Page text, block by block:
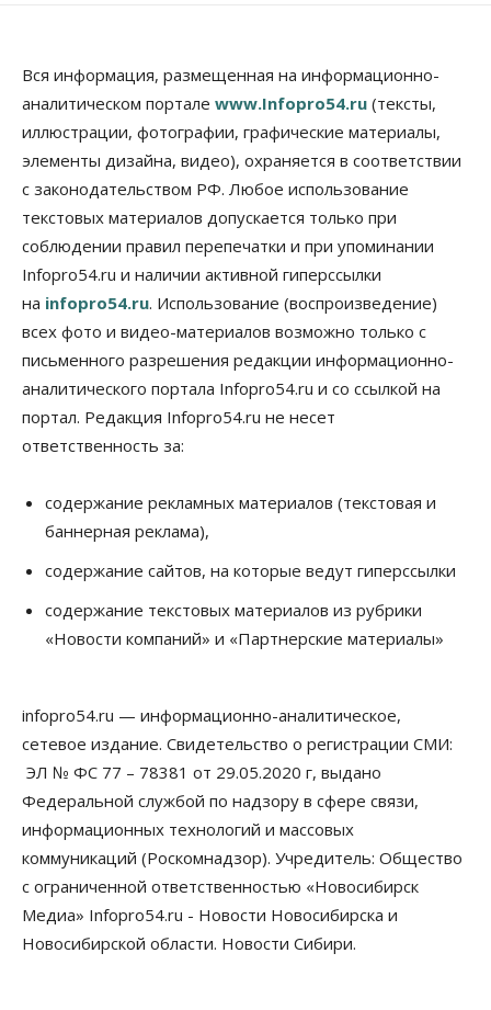
Искусственный интеллект впервые выписал
штраф за борщевик
08 Августа 2026, 15:00
Авто
Продажи подержанных электромобилей в
Новосибирской области растут второй месяц
08 Августа 2026, 13:00
Бизнес
Детские центры Новосибирска
перегибают с «педагогикой успеха», считает
психолог
08 Августа 2026, 11:00
Бизнес Общество
Союз продавцов маркетплейсов
обратился в правительство РФ из-за атак на WB
08 Августа 2026, 10:00
Общество
Новосибирцы будут получать квитанции за ЖКУ
по-новому
08 Августа 2026, 09:00
Бизнес
В Новосибирской области резко
сократился грузооборот в автоперевозках
Общество
против нового закона о памятниках
07 Августа 2026, 18:00
Бизнес
В аэропорту Толмачёво завершены работы по
бетонированию рулежных дорожек
07 Августа 2026, 17:00
Бизнес Недвижимость
Новосибирцы стали реже оформлять
Вся информация, размещенная на информационно-
аналитическом портале www.Infopro54.ru (тексты,
иллюстрации, фотографии, графические материалы,
элементы дизайна, видео), охраняется в соответствии
с законодательством РФ. Любое использование
текстовых материалов допускается только при
соблюдении правил перепечатки и при упоминании
Infopro54.ru и наличии активной гиперссылки
на infopro54.ru. Использование (воспроизведение)
всех фото и видео-материалов возможно только с
письменного разрешения редакции информационно-
аналитического портала Infopro54.ru и со ссылкой на
портал. Редакция Infopro54.ru не несет
ответственность за:
содержание рекламных материалов (текстовая и
баннерная реклама),
содержание сайтов, на которые ведут гиперссылки
содержание текстовых материалов из рубрики
«Новости компаний» и «Партнерские материалы»
infopro54.ru — информационно-аналитическое,
сетевое издание. Свидетельство о регистрации СМИ:
ЭЛ № ФС 77 – 78381 от 29.05.2020 г, выдано
Федеральной службой по надзору в сфере связи,
информационных технологий и массовых
коммуникаций (Роскомнадзор). Учредитель: Общество
с ограниченной ответственностью «Новосибирск
Медиа» Infopro54.ru - Новости Новосибирска и
Новосибирской области. Новости Сибири.